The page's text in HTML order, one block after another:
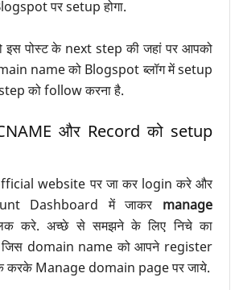
पर setup होगा.
इस पोस्ट के next step की जहां पर आपको
name को Blogspot ब्लॉग में setup
को follow करना है.
और Record को setup
website पर जा कर login करे और
Dashboard में जाकर manage
करे. अच्छे से समझने के लिए निचे का
domain name को आपने register
करके Manage domain page पर जाये.